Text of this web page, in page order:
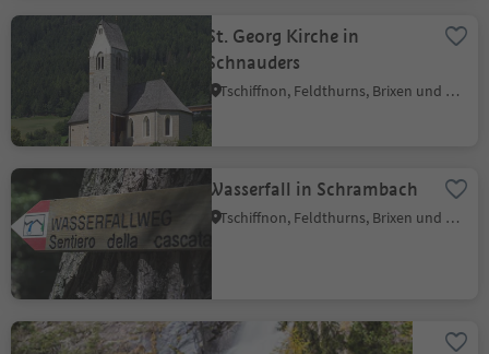
St. Georg Kirche in
Schnauders
Tschiffnon, Feldthurns, Brixen und Umgebung
Wasserfall in Schrambach
Tschiffnon, Feldthurns, Brixen und Umgebung
Barbianer Wasserfälle